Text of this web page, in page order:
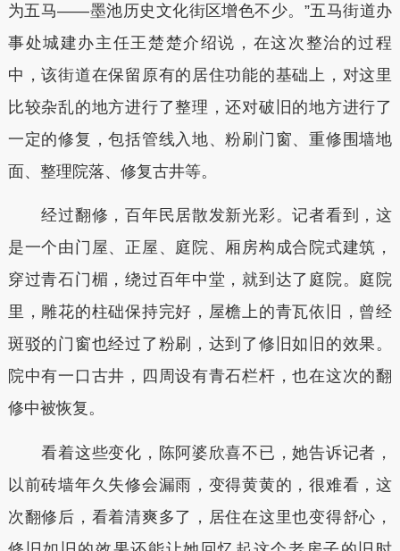
为五马——墨池历史文化街区增色不少。”五马街道办
事处城建办主任王楚楚介绍说，在这次整治的过程
中，该街道在保留原有的居住功能的基础上，对这里
比较杂乱的地方进行了整理，还对破旧的地方进行了
一定的修复，包括管线入地、粉刷门窗、重修围墙地
面、整理院落、修复古井等。
经过翻修，百年民居散发新光彩。记者看到，这
是一个由门屋、正屋、庭院、厢房构成合院式建筑，
穿过青石门楣，绕过百年中堂，就到达了庭院。庭院
里，雕花的柱础保持完好，屋檐上的青瓦依旧，曾经
斑驳的门窗也经过了粉刷，达到了修旧如旧的效果。
院中有一口古井，四周设有青石栏杆，也在这次的翻
修中被恢复。
看着这些变化，陈阿婆欣喜不已，她告诉记者，
以前砖墙年久失修会漏雨，变得黄黄的，很难看，这
次翻修后，看着清爽多了，居住在这里也变得舒心，